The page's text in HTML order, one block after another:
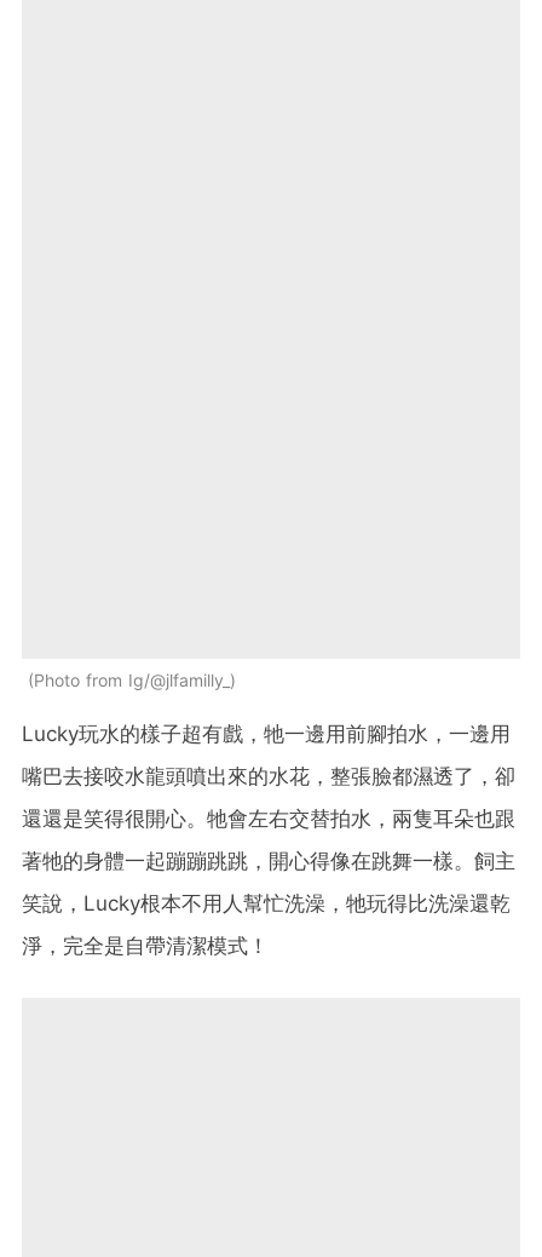
Photo from Ig/@jlfamilly_
Lucky玩水的樣子超有戲，牠一邊用前腳拍水，一邊用
嘴巴去接咬水龍頭噴出來的水花，整張臉都濕透了，卻
還還是笑得很開心。牠會左右交替拍水，兩隻耳朵也跟
著牠的身體一起蹦蹦跳跳，開心得像在跳舞一樣。飼主
笑說，Lucky根本不用人幫忙洗澡，牠玩得比洗澡還乾
淨，完全是自帶清潔模式！